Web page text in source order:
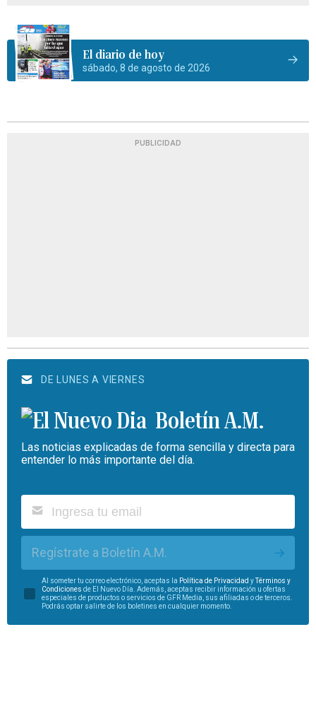
El diario de hoy
sábado, 8 de agosto de 2026
PUBLICIDAD
DE LUNES A VIERNES
Boletín A.M.
Las noticias explicadas de forma sencilla y directa para
entender lo más importante del día.
Regístrate a Boletín A.M.
Al someter tu correo electrónico, aceptas la Política de Privacidad y
Términos y
Condiciones de El Nuevo Día. Además, aceptas recibir información u ofertas
especiales de productos o servicios de GFR Media, sus afiliadas o de terceros.
Podrás optar salirte de los boletines en cualquier momento.